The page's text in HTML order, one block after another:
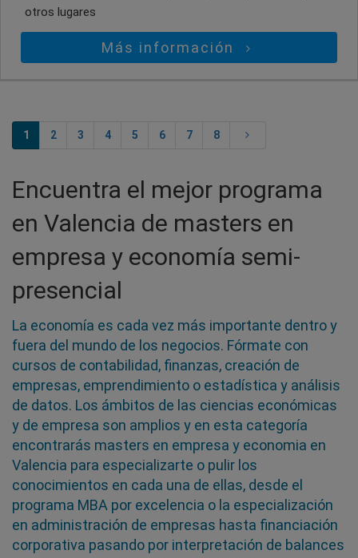
otros lugares
Más información
1 2 3 4 5 6 7 8
Encuentra el mejor programa
en Valencia de masters en
empresa y economía semi-
presencial
La economía es cada vez más importante dentro y
fuera del mundo de los negocios. Fórmate con
cursos de contabilidad, finanzas, creación de
empresas, emprendimiento o estadística y análisis
de datos. Los ámbitos de las ciencias económicas
y de empresa son amplios y en esta categoría
encontrarás masters en empresa y economia en
Valencia para especializarte o pulir los
conocimientos en cada una de ellas, desde el
programa MBA por excelencia o la especialización
en administración de empresas hasta financiación
corporativa pasando por interpretación de balances